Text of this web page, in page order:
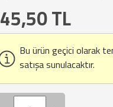
45,50TL
Bu ürün geçici olarak
satışa sunulacaktır.